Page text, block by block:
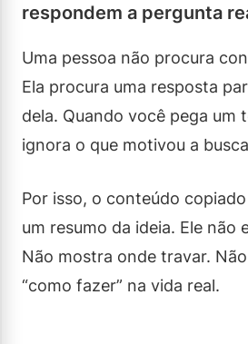
respondem a pergunta
Uma pessoa não procura
Ela procura uma resposta
dela. Quando você pega
ignora o que motivou a
Por isso, o conteúdo
um resumo da ideia. Ele não
Não mostra onde travar.
“como fazer” na vida real.